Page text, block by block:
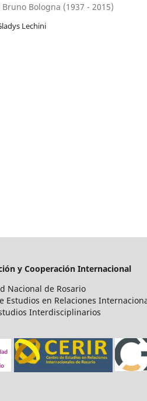
Bologna (1937 - 2015)
Lechini
y Cooperación Internacional
Nacional de Rosario
Estudios en Relaciones
Interdisciplinarios